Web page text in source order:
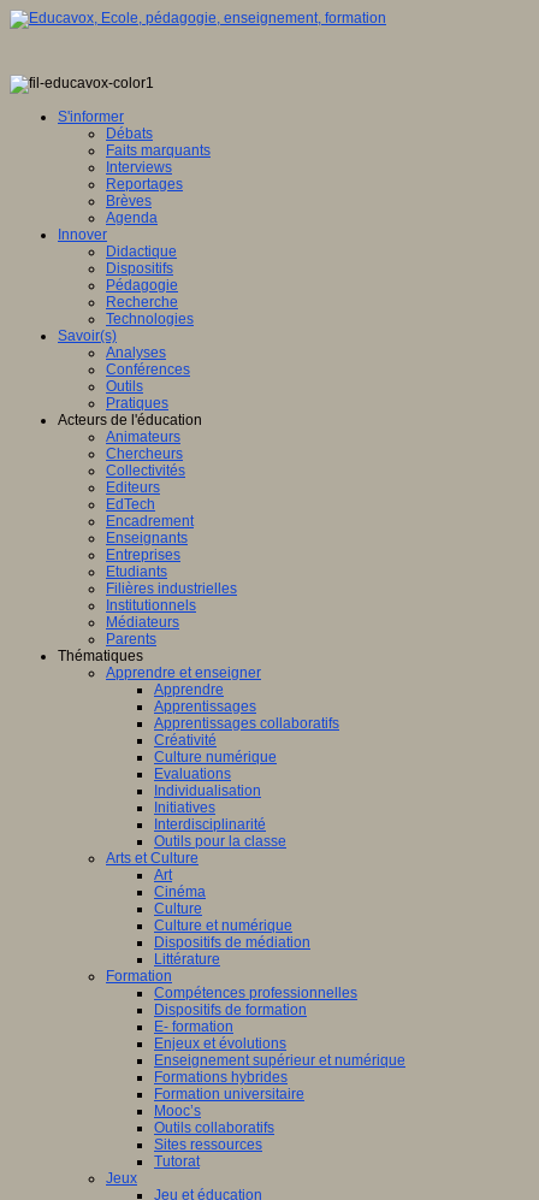
S'informer
Débats
Faits marquants
Interviews
Reportages
Brèves
Agenda
Innover
Didactique
Dispositifs
Pédagogie
Recherche
Technologies
Savoir(s)
Analyses
Conférences
Outils
Pratiques
Acteurs de l'éducation
Animateurs
Chercheurs
Collectivités
Editeurs
EdTech
Encadrement
Enseignants
Entreprises
Etudiants
Filières industrielles
Institutionnels
Médiateurs
Parents
Thématiques
Apprendre et enseigner
Apprendre
Apprentissages
Apprentissages collaboratifs
Créativité
Culture numérique
Evaluations
Individualisation
Initiatives
Interdisciplinarité
Outils pour la classe
Arts et Culture
Art
Cinéma
Culture
Culture et numérique
Dispositifs de médiation
Littérature
Formation
Compétences professionnelles
Dispositifs de formation
E- formation
Enjeux et évolutions
Enseignement supérieur et numérique
Formations hybrides
Formation universitaire
Mooc’s
Outils collaboratifs
Sites ressources
Tutorat
Jeux
Jeu et éducation